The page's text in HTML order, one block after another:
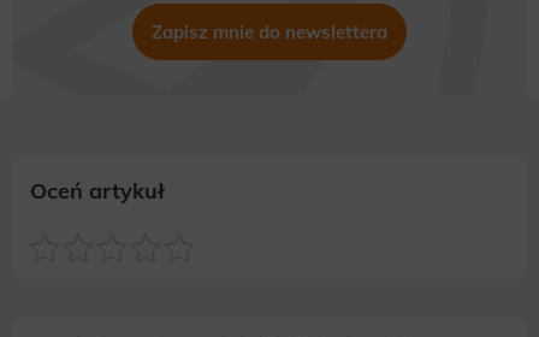
Zapisz mnie do newslettera
Oceń artykuł